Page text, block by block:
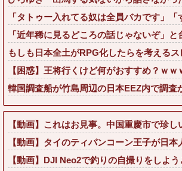
「タトゥー入れてる奴は全員バカです」「
「近年稀に見るどころの話じゃないぞ」と
もしも日本全土がRPG化したらを考えるス
【困惑】王将行くけど何がおすすめ？ｗｗ
韓国調査船が竹島周辺の日本EEZ内で調査
【動画】これはお見事。中国重慶市で珍し
【動画】タイのティパンコーン王子が日本
【動画】DJI Neo2で釣りの自撮りをしよ